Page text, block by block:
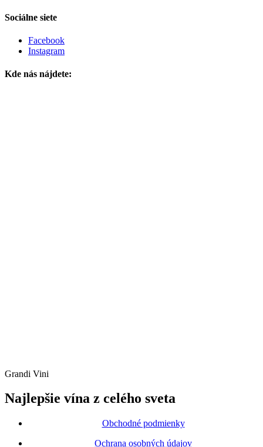
Sociálne siete
Facebook
Instagram
Kde nás nájdete:
Grandi Vini
Najlepšie vína z celého sveta
Obchodné podmienky
Ochrana osobných údajov